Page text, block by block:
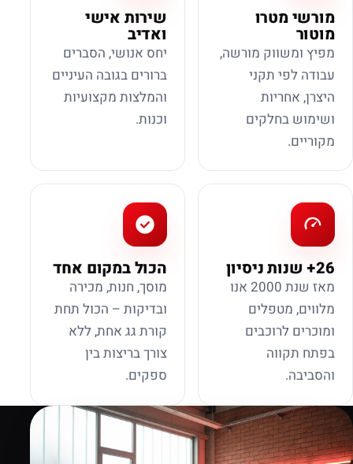
מורשי מטרו
מוטור
מפיץ ומשווק מורשה,
עבודה לפי תקני
היצרן, אחריות
ושימוש בחלקים
מקוריים.
שירות אישי
ואדיב
יחס אנושי, הסברים
ברורים בגובה העיניים
והמלצות מקצועיות
וכנות.
26+ שנות ניסיון
מאז שנת 2000 אנו
מלווים, מטפלים
ומוכרים לרוכבים
בפתח תקווה
והסביבה.
הכול במקום אחד
מוסך, חנות, מכירה
ובדיקות – הכול תחת
קורת גג אחת, ללא
צורך בריצות בין
ספקים.